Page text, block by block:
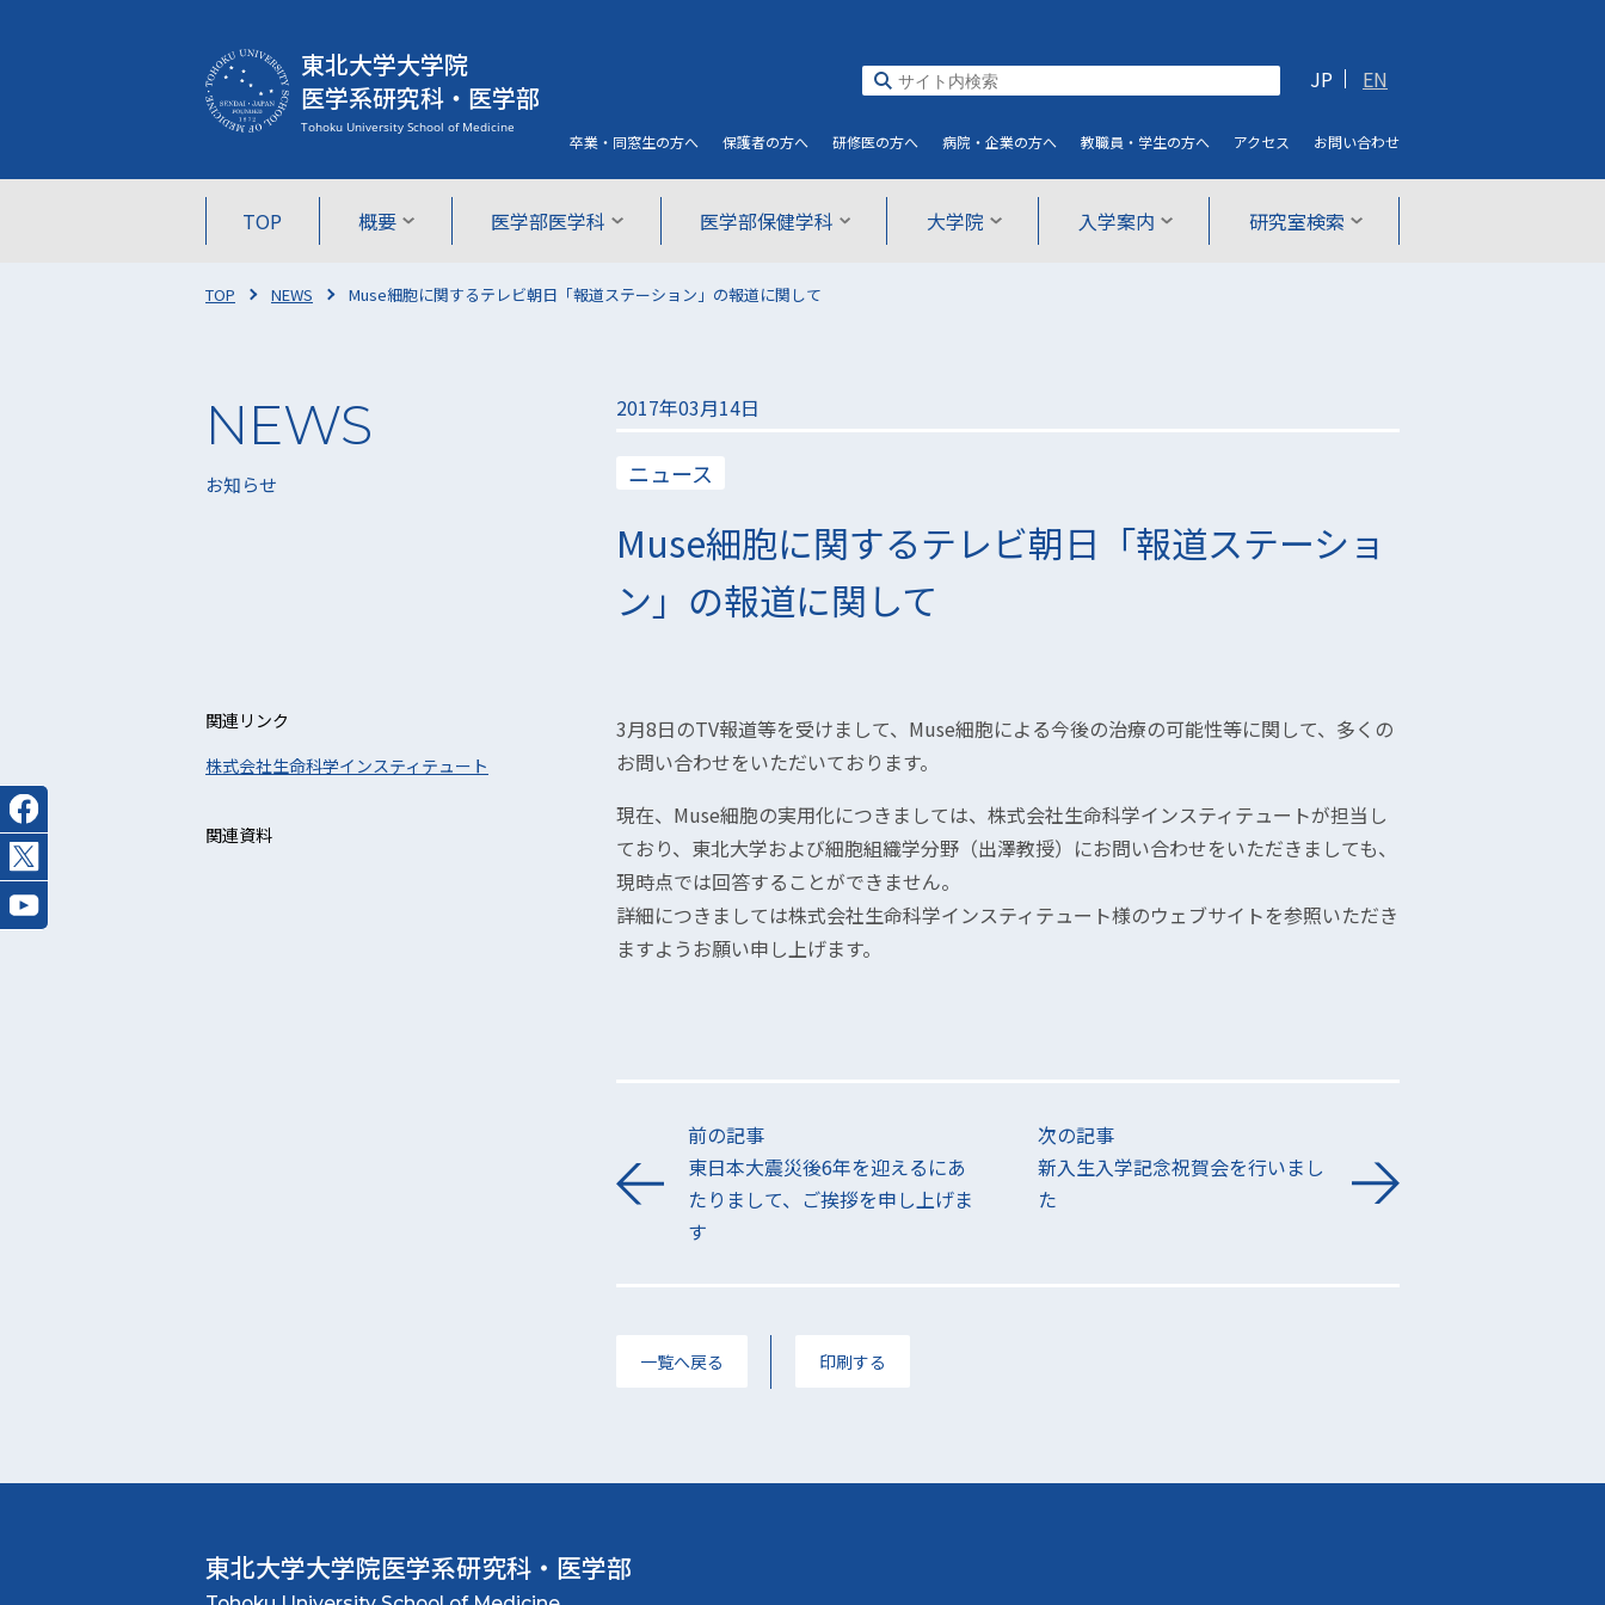
東北大学大学院
医学系研究科・医学部
TOP 概要 医学部医学科 医学部保健学科 大学院 入学案内 研究室検索
JP EN
卒業・同窓生の方へ 保護者の方へ 研修医の方へ 病院・企業の方へ 教職員・学生の方へ アクセス お問い合わせ
TOP NEWS Muse細胞に関するテレビ朝日「報道ステーション」の報道に関して
お知らせ
2017年03月14日
ニュース
Muse細胞に関するテレビ朝日「報道ステーショ
ン」の報道に関して
3月8日のTV報道等を受けまして、Muse細胞による今後の治療の可能性等に関して、多くの
お問い合わせをいただいております。
現在、Muse細胞の実用化につきましては、株式会社生命科学インスティテュートが担当し
ており、東北大学および細胞組織学分野（出澤教授）にお問い合わせをいただきましても、
現時点では回答することができません。
詳細につきましては株式会社生命科学インスティテュート様のウェブサイトを参照いただき
ますようお願い申し上げます。
関連リンク
株式会社生命科学インスティテュート
関連資料
前の記事
東日本大震災後6年を迎えるにあ
たりまして、ご挨拶を申し上げま
す
次の記事
新入生入学記念祝賀会を行いまし
た
一覧へ戻る 印刷する
東北大学大学院医学系研究科・医学部